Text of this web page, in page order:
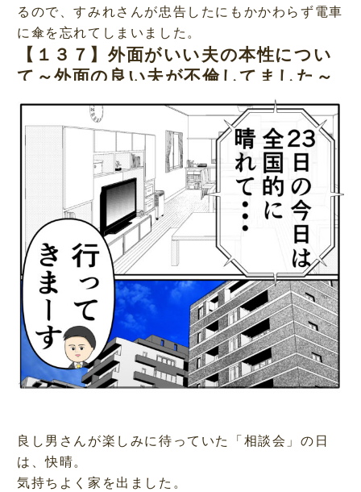
るので、すみれさんが忠告したにもかかわらず電車
に傘を忘れてしまいました。
【１３７】外面がいい夫の本性につい
て～外面の良い夫が不倫してました～
良し男さんが楽しみに待っていた「相談会」の日
は、快晴。
気持ちよく家を出ました。